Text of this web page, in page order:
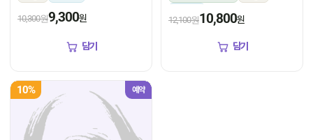
10,300원9,300원
담기
12,100원10,800원
담기
10% 예약